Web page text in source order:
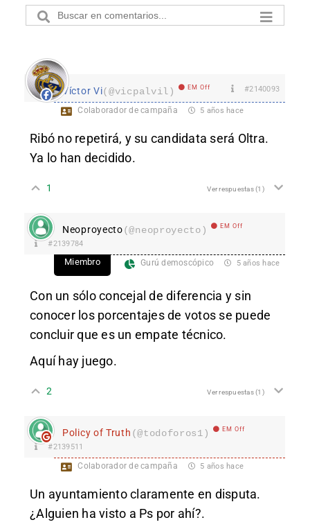
Víctor Vi(@vicpalvil) EM Off #2140093
Colaborador de campaña 5 años hace
Ribó no repetirá, y su candidata será Oltra.
Ya lo han decidido.
1 Ver respuestas(1)
Neoproyecto(@neoproyecto) EM Off
#2139784
Miembro Gurú demoscópico 5 años hace
Con un sólo concejal de diferencia y sin
conocer los porcentajes de votos se puede
concluir que es un empate técnico.
Aquí hay juego.
2 Ver respuestas(1)
Policy of Truth (@todoforos1) EM Off
#2139511
Colaborador de campaña 5 años hace
Un ayuntamiento claramente en disputa.
¿Alguien ha visto a Ps por ahí?.